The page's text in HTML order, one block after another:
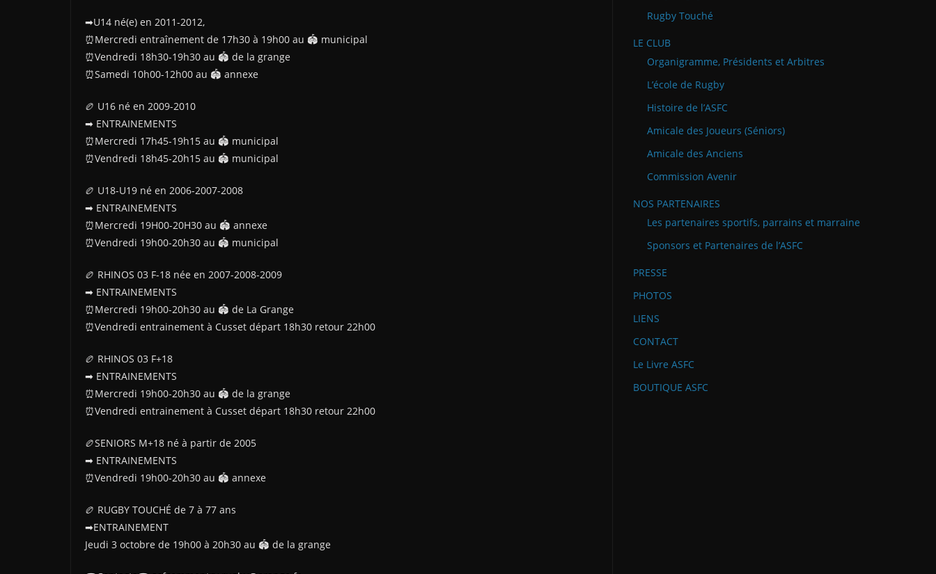
➡U14 né(e) en 2011-2012,
⏰Mercredi entraînement de 17h30 à 19h00 au 🏟 municipal
⏰Vendredi 18h30-19h30 au 🏟 de la grange
⏰Samedi 10h00-12h00 au 🏟 annexe
🏉 U16 né en 2009-2010
➡ ENTRAINEMENTS
⏰Mercredi 17h45-19h15 au 🏟 municipal
⏰Vendredi 18h45-20h15 au 🏟 municipal
🏉 U18-U19 né en 2006-2007-2008
➡ ENTRAINEMENTS
⏰Mercredi 19H00-20H30 au 🏟 annexe
⏰Vendredi 19h00-20h30 au 🏟 municipal
🏉 RHINOS 03 F-18 née en 2007-2008-2009
➡ ENTRAINEMENTS
⏰Mercredi 19h00-20h30 au 🏟 de La Grange
⏰Vendredi entrainement à Cusset départ 18h30 retour 22h00
🏉 RHINOS 03 F+18
➡ ENTRAINEMENTS
⏰Mercredi 19h00-20h30 au 🏟 de la grange
⏰Vendredi entrainement à Cusset départ 18h30 retour 22h00
🏉SENIORS M+18 né à partir de 2005
➡ ENTRAINEMENTS
⏰Vendredi 19h00-20h30 au 🏟 annexe
🏉 RUGBY TOUCHÉ de 7 à 77 ans
➡ENTRAINEMENT
Jeudi 3 octobre de 19h00 à 20h30 au 🏟 de la grange
Rugby Touché
LE CLUB
Organigramme, Présidents et Arbitres
L’école de Rugby
Histoire de l’ASFC
Amicale des Joueurs (Séniors)
Amicale des Anciens
Commission Avenir
NOS PARTENAIRES
Les partenaires sportifs, parrains et marraine
Sponsors et Partenaires de l’ASFC
PRESSE
PHOTOS
LIENS
CONTACT
Le Livre ASFC
BOUTIQUE ASFC